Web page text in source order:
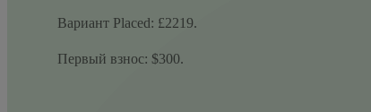
Вариант Placed: £2219.
Первый взнос: $300.